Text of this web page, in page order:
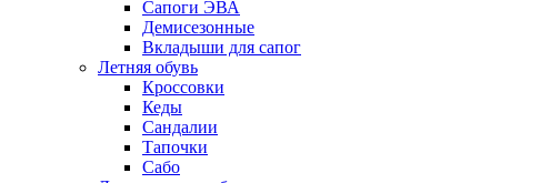
Сапоги ЭВА
Демисезонные
Вкладыши для сапог
Летняя обувь
Кроссовки
Кеды
Сандалии
Тапочки
Сабо